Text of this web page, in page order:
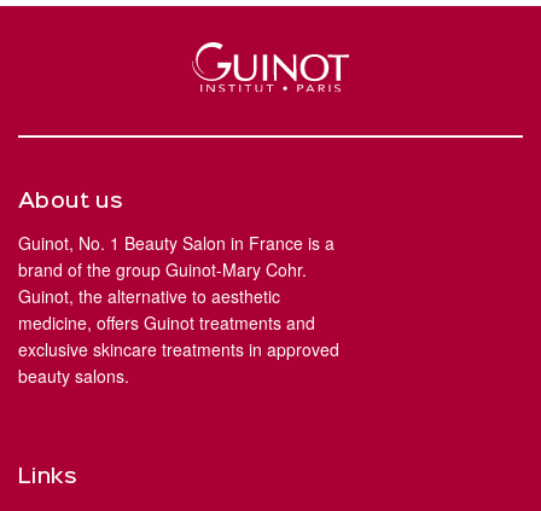
About us
Guinot, No. 1 Beauty Salon in France is a
brand of the group Guinot-Mary Cohr.
Guinot, the alternative to aesthetic
medicine, offers Guinot treatments and
exclusive skincare treatments in approved
beauty salons.
Links